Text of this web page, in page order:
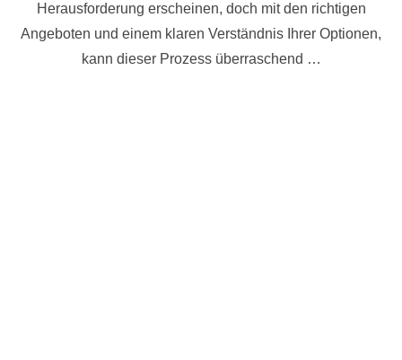
Herausforderung erscheinen, doch mit den richtigen
Angeboten und einem klaren Verständnis Ihrer Optionen,
kann dieser Prozess überraschend …